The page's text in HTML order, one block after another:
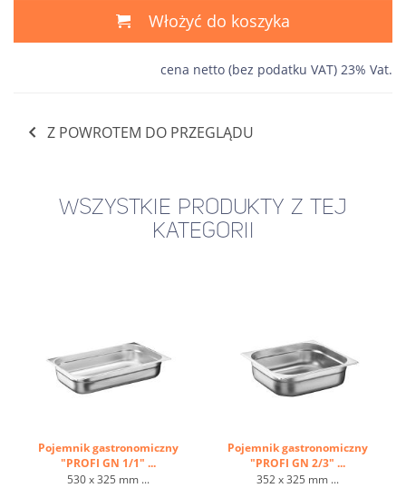
Włożyć do koszyka
cena netto (bez podatku VAT) 23% Vat.
Z POWROTEM DO PRZEGLĄDU
WSZYSTKIE PRODUKTY Z TEJ
KATEGORII
Pojemnik gastronomiczny
"PROFI GN 1/1" ...
530 x 325 mm ...
Pojemnik gastronomiczny
"PROFI GN 2/3" ...
352 x 325 mm ...